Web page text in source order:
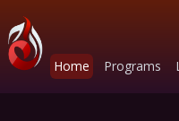
Home Programs